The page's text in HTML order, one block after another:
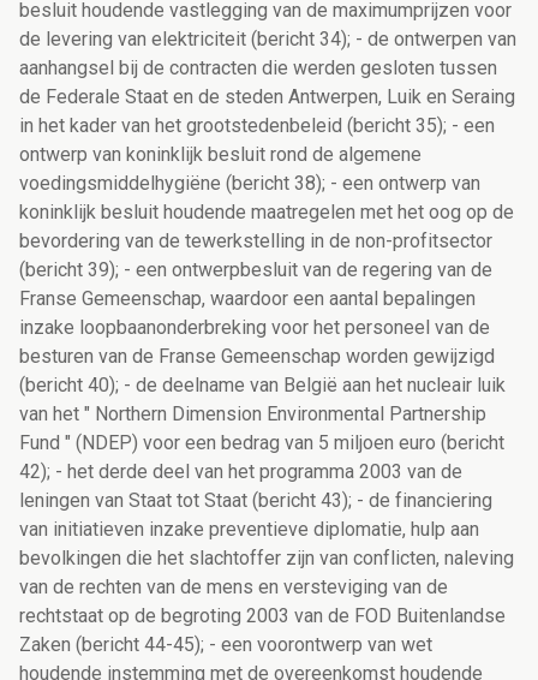
besluit houdende vastlegging van de maximumprijzen voor
de levering van elektriciteit (bericht 34); - de ontwerpen van
aanhangsel bij de contracten die werden gesloten tussen
de Federale Staat en de steden Antwerpen, Luik en Seraing
in het kader van het grootstedenbeleid (bericht 35); - een
ontwerp van koninklijk besluit rond de algemene
voedingsmiddelhygiëne (bericht 38); - een ontwerp van
koninklijk besluit houdende maatregelen met het oog op de
bevordering van de tewerkstelling in de non-profitsector
(bericht 39); - een ontwerpbesluit van de regering van de
Franse Gemeenschap, waardoor een aantal bepalingen
inzake loopbaanonderbreking voor het personeel van de
besturen van de Franse Gemeenschap worden gewijzigd
(bericht 40); - de deelname van België aan het nucleair luik
van het " Northern Dimension Environmental Partnership
Fund " (NDEP) voor een bedrag van 5 miljoen euro (bericht
42); - het derde deel van het programma 2003 van de
leningen van Staat tot Staat (bericht 43); - de financiering
van initiatieven inzake preventieve diplomatie, hulp aan
bevolkingen die het slachtoffer zijn van conflicten, naleving
van de rechten van de mens en versteviging van de
rechtstaat op de begroting 2003 van de FOD Buitenlandse
Zaken (bericht 44-45); - een voorontwerp van wet
houdende instemming met de overeenkomst houdende